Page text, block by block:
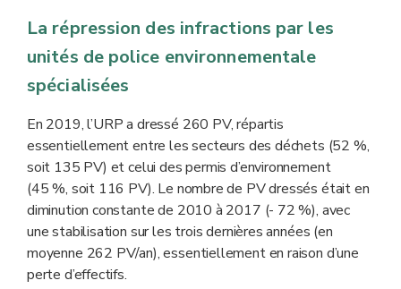
La répression des infractions par les
unités de police environnementale
spécialisées
En 2019, l’URP a dressé 260 PV, répartis
essentiellement entre les secteurs des déchets (52 %,
soit 135 PV) et celui des permis d’environnement
(45 %, soit 116 PV). Le nombre de PV dressés était en
diminution constante de 2010 à 2017 (- 72 %), avec
une stabilisation sur les trois dernières années (en
moyenne 262 PV/an), essentiellement en raison d’une
perte d’effectifs.